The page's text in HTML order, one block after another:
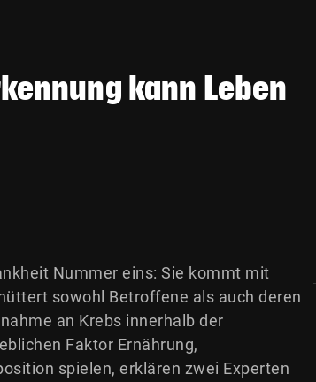
kann Leben
Nummer eins: Sie kommt mit
sowohl Betroffene als auch deren
an Krebs innerhalb der
Faktor Ernährung,
spielen, erklären zwei Experten